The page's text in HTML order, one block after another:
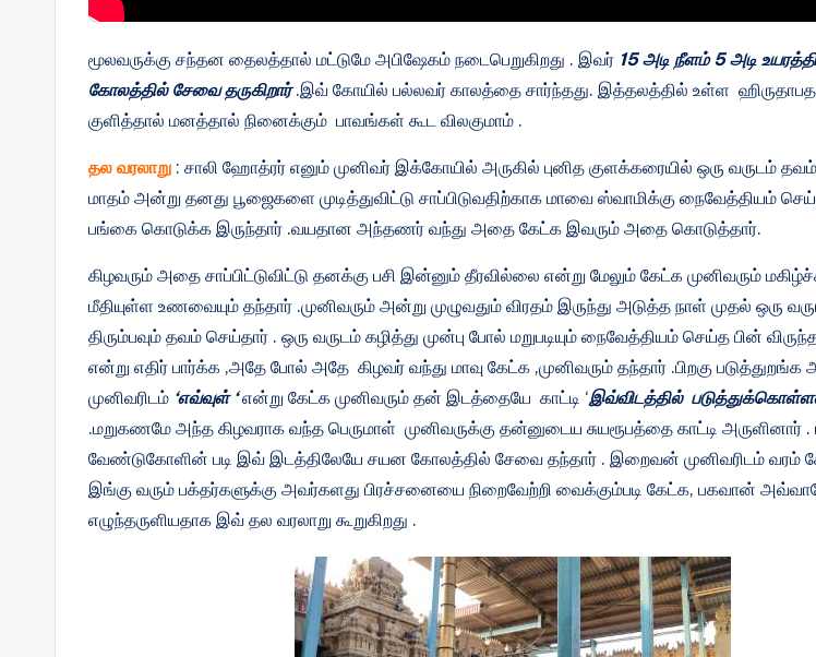
மூலவருக்கு சந்தன தைலத்தால் மட்டுமே அபிஷேகம் நடைபெறுகிறது . இவர் 15 அடி நீளம் 5 அடி
கோலத்தில் சேவை தருகிறார்.இவ் கோயில் பல்லவர் காலத்தை சார்ந்தது. இத்தலத்தில் உள்ள
குளித்தால் மனத்தால் நினைக்கும் பாவங்கள் கூட விலகுமாம் .
தல வரலாறு : சாலி ஹோத்ரர் எனும் முனிவர் இக்கோயில் அருகில் புனித குளக்கரையில் ஒரு வருடம்
மாதம் அன்று தனது பூஜைகளை முடித்துவிட்டு சாப்பிடுவதிற்காக மாவை ஸ்வாமிக்கு நைவேத்தியம்
பங்கை கொடுக்க இருந்தார் .வயதான அந்தணர் வந்து அதை கேட்க இவரும் அதை கொடுத்தார்.
கிழவரும் அதை சாப்பிட்டுவிட்டு தனக்கு பசி இன்னும் தீரவில்லை என்று மேலும் கேட்க முனிவரும்
மீதியுள்ள உணவையும் தந்தார் .முனிவரும் அன்று முழுவதும் விரதம் இருந்து அடுத்த நாள் முதல் ஒரு
திரும்பவும் தவம் செய்தார் . ஒரு வருடம் கழித்து முன்பு போல் மறுபடியும் நைவேத்தியம் செய்த பின்
என்று எதிர் பார்க்க ,அதே போல் அதே கிழவர் வந்து மாவு கேட்க ,முனிவரும் தந்தார் .பிறகு படுத்துறங்க
முனிவரிடம் ‘எவ்வுள் ‘என்று கேட்க முனிவரும் தன் இடத்தையே காட்டி ‘இவ்விடத்தில்
.மறுகணமே அந்த கிழவராக வந்த பெருமாள் முனிவருக்கு தன்னுடைய சுயரூபத்தை காட்டி அருளினார் .
வேண்டுகோளின் படி இவ் இடத்திலேயே சயன கோலத்தில் சேவை தந்தார் . இறைவன் முனிவரிடம் வரம்
இங்கு வரும் பக்தர்களுக்கு அவர்களது பிரச்சனையை நிறைவேற்றி வைக்கும்படி கேட்க, பகவான்
எழுந்தருளியதாக இவ் தல வரலாறு கூறுகிறது .